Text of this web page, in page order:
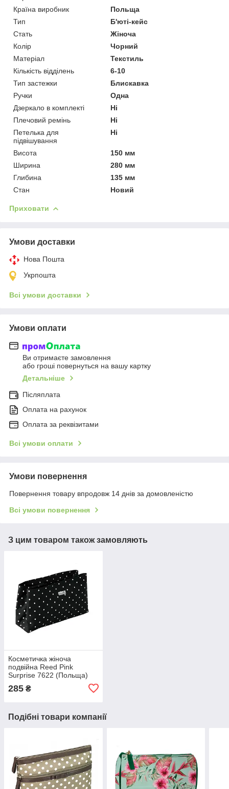
Країна виробник
Польща
Тип
Б'юті-кейс
Стать
Жіноча
Колір
Чорний
Матеріал
Текстиль
Кількість відділень
6-10
Тип застежки
Блискавка
Ручки
Одна
Дзеркало в комплекті
Ні
Плечовий ремінь
Ні
Петелька для
підвішування
Ні
Висота
150 мм
Ширина
280 мм
Глибина
135 мм
Стан
Новий
Приховати
Умови доставки
Нова Пошта
Укрпошта
Всі умови доставки
Умови оплати
Ви отримаєте замовлення
або гроші повернуться на вашу картку
Детальніше
Післяплата
Оплата на рахунок
Оплата за реквізитами
Всі умови оплати
Умови повернення
Повернення товару впродовж 14 днів за домовленістю
Всі умови повернення
З цим товаром також замовляють
Косметичка жіноча
подвійна Reed Pink
Surprise 7622 (Польща)
285 ₴
Подібні товари компанії